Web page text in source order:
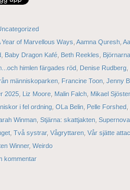
Year of Marvellous Ways Aamna Quresh
Baby Dragon Kafé Beth Reekles Björnarna
himlen färgades röd Denise Rudberg
människoparken Francine Toon Jenny
2025 Liz Moore Malin Falch Mikael
i fel ordning OLa Belin Pelle Forshed
Winman Stjärna: skattjakten Supernova
Två systrar, Vågryttaren Vår sjätte
Winner, Weirdo
kommentar